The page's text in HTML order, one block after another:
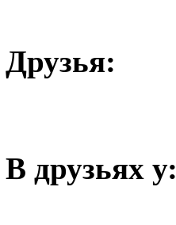
Друзья:
В друзьях у: